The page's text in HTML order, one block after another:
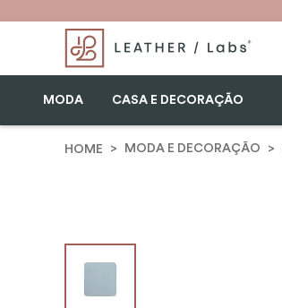
MODA CASA E DECORAÇÃO
MODA E DECORAÇÃO